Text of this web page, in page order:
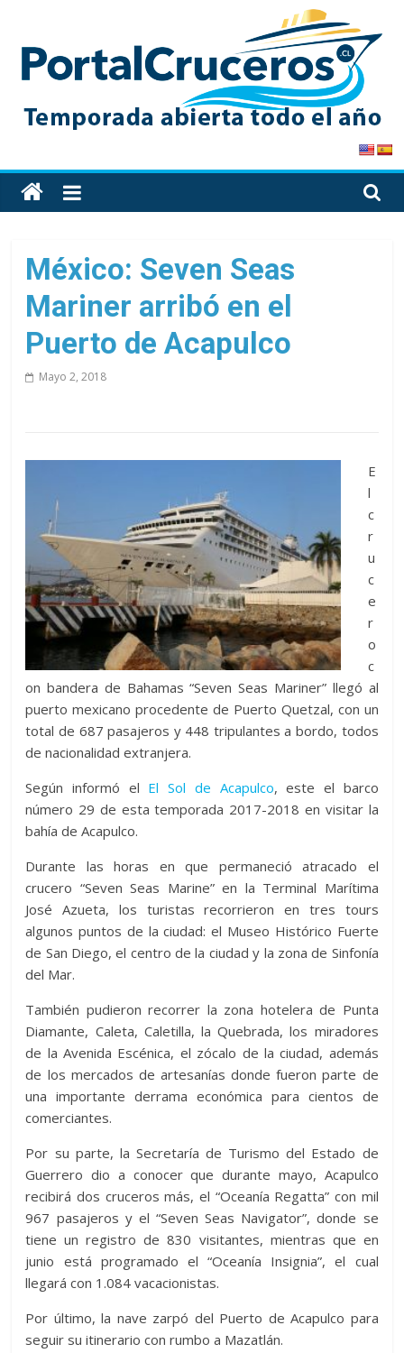
content
PortalCruceros
Toda
la
de
cruceros
en
un
solo
México: Seven Seas
Mariner arribó en el
Puerto de Acapulco
Mayo 2, 2018
E
l
c
r
u
c
e
r
o
c
on bandera de Bahamas “Seven Seas Mariner” llegó al
puerto mexicano procedente de Puerto Quetzal, con un
total de 687 pasajeros y 448 tripulantes a bordo, todos
de nacionalidad extranjera.
Según informó el El Sol de Acapulco, este el barco
número 29 de esta temporada 2017-2018 en visitar la
bahía de Acapulco.
Durante las horas en que permaneció atracado el
crucero “Seven Seas Marine” en la Terminal Marítima
José Azueta, los turistas recorrieron en tres tours
algunos puntos de la ciudad: el Museo Histórico Fuerte
de San Diego, el centro de la ciudad y la zona de Sinfonía
del Mar.
También pudieron recorrer la zona hotelera de Punta
Diamante, Caleta, Caletilla, la Quebrada, los miradores
de la Avenida Escénica, el zócalo de la ciudad, además
de los mercados de artesanías donde fueron parte de
una importante derrama económica para cientos de
comerciantes.
Por su parte, la Secretaría de Turismo del Estado de
Guerrero dio a conocer que durante mayo, Acapulco
recibirá dos cruceros más, el “Oceanía Regatta” con mil
967 pasajeros y el “Seven Seas Navigator”, donde se
tiene un registro de 830 visitantes, mientras que en
junio está programado el “Oceanía Insignia”, el cual
llegará con 1.084 vacacionistas.
Por último, la nave zarpó del Puerto de Acapulco para
seguir su itinerario con rumbo a Mazatlán.